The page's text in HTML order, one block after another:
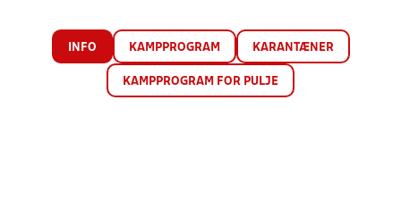
INFO KAMPPROGRAM KARANTÆNER
KAMPPROGRAM FOR PULJE